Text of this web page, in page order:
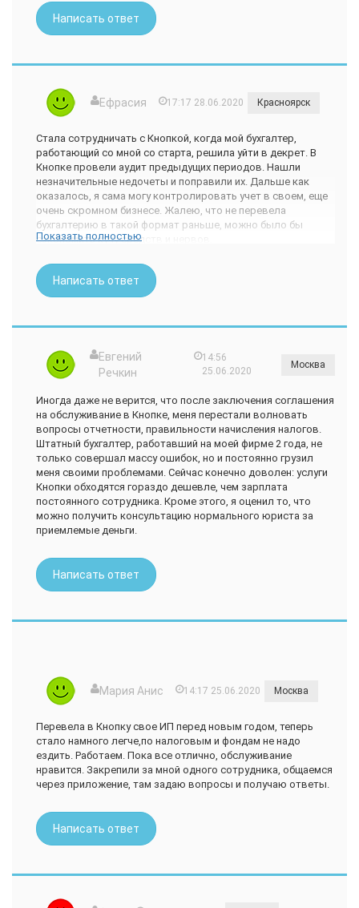
Написать ответ
Ефрасия 17:17 28.06.2020 Красноярск
Стала сотрудничать с Кнопкой, когда мой бухгалтер,
работающий со мной со старта, решила уйти в декрет. В
Кнопке провели аудит предыдущих периодов. Нашли
незначительные недочеты и поправили их. Дальше как
оказалось, я сама могу контролировать учет в своем, еще
очень скромном бизнесе. Жалею, что не перевела
бухгалтерию в такой формат раньше, можно было бы
сэкономить кучу средств и нервов.
оформлением запутанных договоров. Специально узнавала
по цене, осталась в плюсе. А уж то что не надо самой это
делать… Еще большой плюс, что приложение работает и на
документов, программа сама все вносит по контрагентам.
основном это счета и акты выполненных работ. Для
небольшого бизнеса или индивидуального
Да и просто отсутствие необходимости таскаться по
инстанциям, экономит силы и время, которые можно
потратить более эффективно, чем разбираться с
бухгалтерией и отчетами. Особенно мне нравится вкладка
Деньги на которой видно приход/расход в реальном
времени. С помощью этой простой аналитики определила,
куда незаметно сливаются средства, и сократила расходы.
Общие ощущения от сервиса, как будто ты работаешь с
командой молодых энергичных ребят. Однозначно буду
продолжать пользоваться.
Показать полностью
Написать ответ
Евгений
Речкин
14:56
25.06.2020
Москва
Иногда даже не верится, что после заключения соглашения
на обслуживание в Кнопке, меня перестали волновать
вопросы отчетности, правильности начисления налогов.
Штатный бухгалтер, работавший на моей фирме 2 года, не
только совершал массу ошибок, но и постоянно грузил
меня своими проблемами. Сейчас конечно доволен: услуги
Кнопки обходятся гораздо дешевле, чем зарплата
постоянного сотрудника. Кроме этого, я оценил то, что
можно получить консультацию нормального юриста за
приемлемые деньги.
Написать ответ
Мария Анис 14:17 25.06.2020 Москва
Перевела в Кнопку свое ИП перед новым годом, теперь
стало намного легче,по налоговым и фондам не надо
ездить. Работаем. Пока все отлично, обслуживание
нравится. Закрепили за мной одного сотрудника, общаемся
через приложение, там задаю вопросы и получаю ответы.
Написать ответ